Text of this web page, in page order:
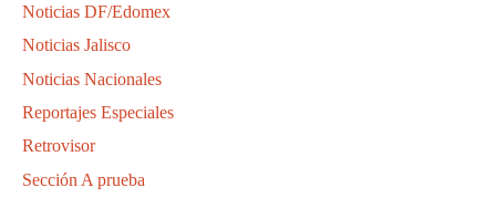
Noticias DF/Edomex
Noticias Jalisco
Noticias Nacionales
Reportajes Especiales
Retrovisor
Sección A prueba